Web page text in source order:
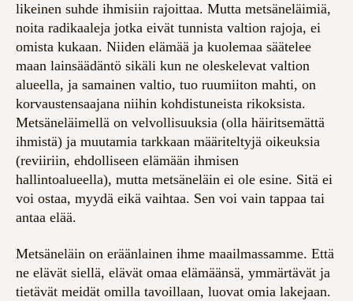
likeinen suhde ihmisiin rajoittaa. Mutta metsäneläimiä,
noita radikaaleja jotka eivät tunnista valtion rajoja, ei
omista kukaan. Niiden elämää ja kuolemaa säätelee
maan lainsäädäntö sikäli kun ne oleskelevat valtion
alueella, ja samainen valtio, tuo ruumiiton mahti, on
korvaustensaajana niihin kohdistuneista rikoksista.
Metsäneläimellä on velvollisuuksia (olla häiritsemättä
ihmistä) ja muutamia tarkkaan määriteltyjä oikeuksia
(reviiriin, ehdolliseen elämään ihmisen
hallintoalueella), mutta metsäneläin ei ole esine. Sitä ei
voi ostaa, myydä eikä vaihtaa. Sen voi vain tappaa tai
antaa elää.
Metsäneläin on eräänlainen ihme maailmassamme. Että
ne elävät siellä, elävät omaa elämäänsä, ymmärtävät ja
tietävät meidät omilla tavoillaan, luovat omia lakejaan.